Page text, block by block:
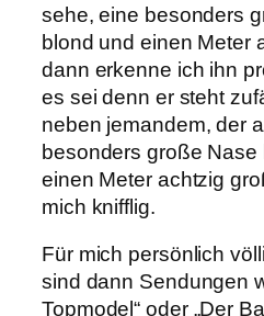
sehe, eine besonders
blond und einen Meter
dann erkenne ich ihn
es sei denn er steht
neben jemandem, der
besonders große Nase
einen Meter achtzig
mich knifflig.
Für mich persönlich
sind dann Sendungen
Topmodel“ oder „Der